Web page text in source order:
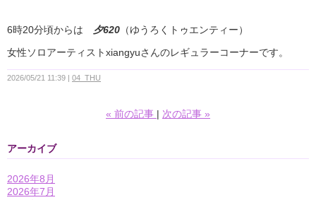
6時20分頃からは 夕620 （ゆうろくトゥエンティー）
女性ソロアーティストxiangyuさんのレギュラーコーナーです。
2026/05/21 11:39 04_THU
« 前の記事 次の記事 »
アーカイブ
2026年8月
2026年7月